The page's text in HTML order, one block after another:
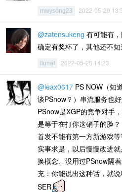
mwysong23 2022-05-20
@zatensukeng 有可能有
确定有奖杯了，其他还不知
IlunaI 2022-05-20 14:23
@leax0617 PS NOW（知
谈PSnow？）串流服务也
PSnow是XGP的竞争对手
是等于在打你这硝子的脸
首发不能有第一方新游戏
实事求是，以后慢慢改进
换概念、没用过PSnow隔
充：你能说出这种话，就
SER